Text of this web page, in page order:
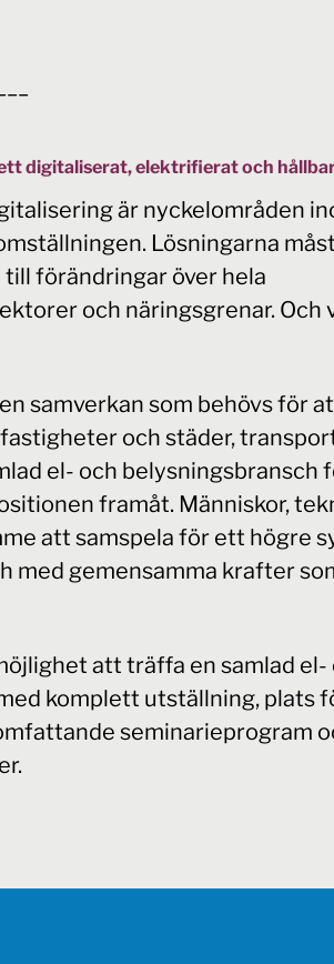
digitaliserat, elektrifierat och
är nyckelområden
Lösningarna
förändringar över hela
och näringsgrenar. Och
samverkan som behövs för
och städer,
el- och belysningsbransch
framåt. Människor,
att samspela för ett högre
med gemensamma krafter
att träffa en samlad el-
komplett utställning, plats
seminarieprogram